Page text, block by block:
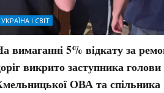
УКРАЇНА І СВІТ
вимаганні 5% відкату за
викрито заступника голови
ОВА та спільника